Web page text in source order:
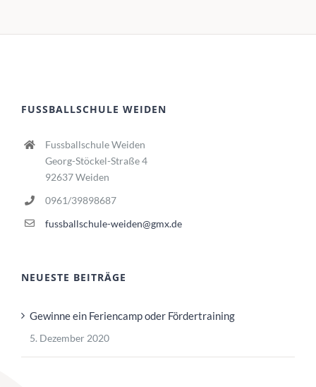
FUSSBALLSCHULE WEIDEN
Fussballschule Weiden
Georg-Stöckel-Straße 4
92637 Weiden
0961/39898687
fussballschule-weiden@gmx.de
NEUESTE BEITRÄGE
Gewinne ein Feriencamp oder Fördertraining
5. Dezember 2020